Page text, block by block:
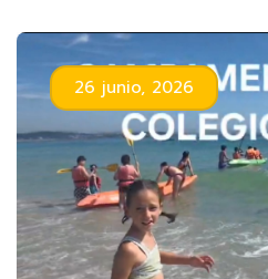
26 junio, 2026